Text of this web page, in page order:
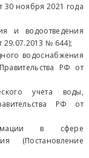
30 ноября 2021 года
и водоотведения
29.07.2013 № 644);
водоснабжения
РФ от
учета воды,
РФ от
в сфере
(Постановление